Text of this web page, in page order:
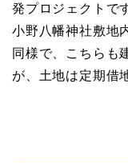
発プロジェクトで
小野八幡神社敷地
同様で、こちらも
が、土地は定期借